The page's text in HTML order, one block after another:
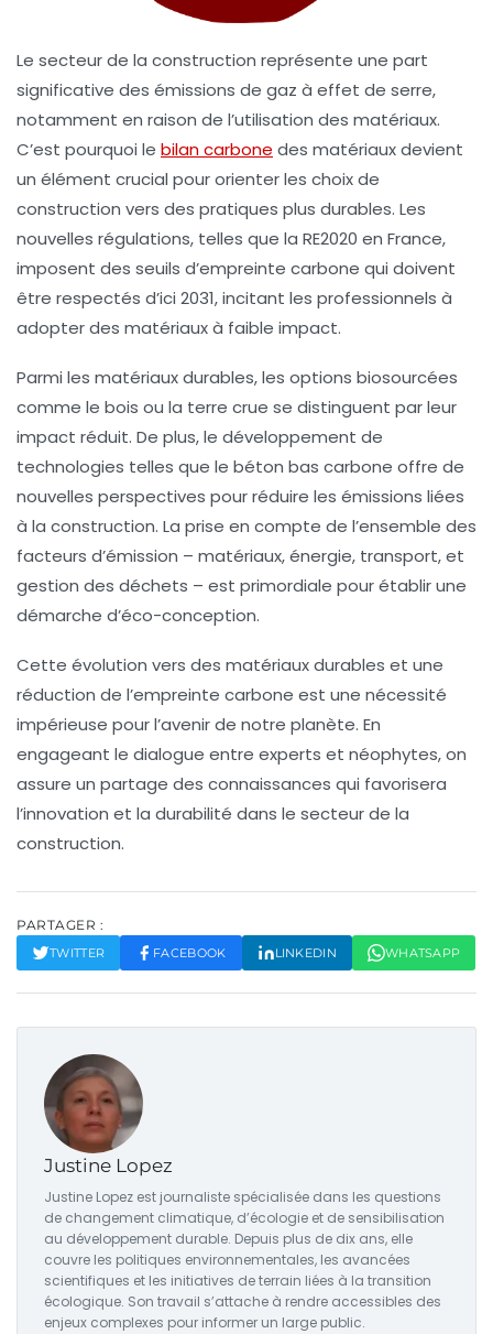
Le secteur de la construction représente une part
significative des émissions de gaz à effet de serre,
notamment en raison de l’utilisation des matériaux.
C’est pourquoi le bilan carbone des matériaux devient
un élément crucial pour orienter les choix de
construction vers des pratiques plus durables. Les
nouvelles régulations, telles que la RE2020 en France,
imposent des seuils d’empreinte carbone qui doivent
être respectés d’ici 2031, incitant les professionnels à
adopter des matériaux à faible impact.
Parmi les matériaux durables, les options biosourcées
comme le bois ou la terre crue se distinguent par leur
impact réduit. De plus, le développement de
technologies telles que le béton bas carbone offre de
nouvelles perspectives pour réduire les émissions liées
à la construction. La prise en compte de l’ensemble des
facteurs d’émission – matériaux, énergie, transport, et
gestion des déchets – est primordiale pour établir une
démarche d’éco-conception.
Cette évolution vers des matériaux durables et une
réduction de l’empreinte carbone est une nécessité
impérieuse pour l’avenir de notre planète. En
engageant le dialogue entre experts et néophytes, on
assure un partage des connaissances qui favorisera
l’innovation et la durabilité dans le secteur de la
construction.
PARTAGER :
TWITTER FACEBOOK LINKEDIN WHATSAPP
Justine Lopez
Justine Lopez est journaliste spécialisée dans les questions
de changement climatique, d’écologie et de sensibilisation
au développement durable. Depuis plus de dix ans, elle
couvre les politiques environnementales, les avancées
scientifiques et les initiatives de terrain liées à la transition
écologique. Son travail s’attache à rendre accessibles des
enjeux complexes pour informer un large public.